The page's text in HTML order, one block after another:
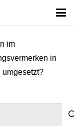
im
in
umgesetzt?